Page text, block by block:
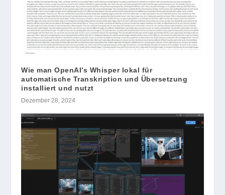
Wie man OpenAI’s Whisper lokal für
automatische Transkription und Übersetzung
installiert und nutzt
Dezember 28, 2024